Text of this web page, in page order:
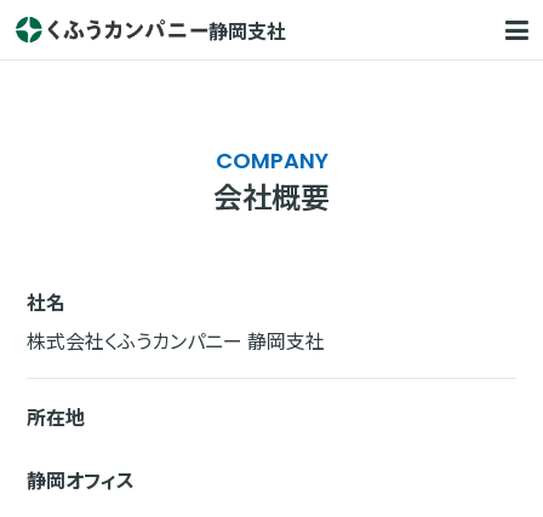
静岡支社
COMPANY
会社概要
社名
株式会社くふうカンパニー 静岡支社
所在地
静岡オフィス